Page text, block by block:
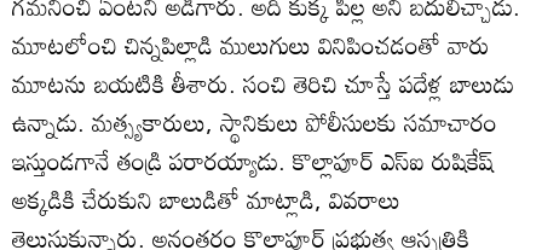
మూటలోంచి చిన్నపిల్లాడి ములుగులు వినిపించడంతో వారు
మూటను బయటికి తీశారు. సంచి తెరిచి చూస్తే పదేళ్ల బాలుడు
ఉన్నాడు. మత్స్యకారులు, స్థానికులు పోలీసులకు సమాచారం
ఇస్తుండగానే తండ్రి పరారయ్యాడు. కొల్లాపూర్‌ ఎస్‌ఐ రుషికేష్‌
అక్కడికి చేరుకుని బాలుడితో మాట్లాడి, వివరాలు
తెలుసుకున్నారు. అనంతరం కొల్లాపూర్‌ ప్రభుత్వ ఆస్పత్రికి